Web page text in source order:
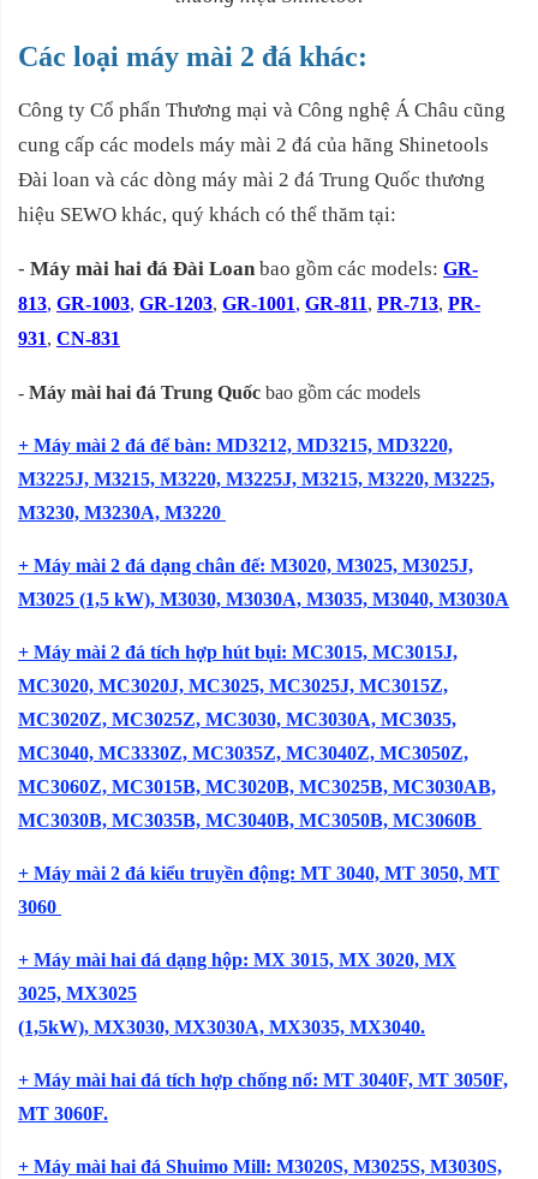
Các loại máy mài 2 đá khác:
Công ty Cổ phẩn Thương mại và Công nghệ Á Châu cũng
cung cấp các models máy mài 2 đá của hãng Shinetools
Đài loan và các dòng máy mài 2 đá Trung Quốc thương
hiệu SEWO khác, quý khách có thể thăm tại:
- Máy mài hai đá Đài Loanbao gồm các models: GR-
813, GR-1003, GR-1203, GR-1001, GR-811, PR-713, PR-
931, CN-831
- Máy mài hai đá Trung Quốc bao gồm các models
+ Máy mài 2 đá để bàn: MD3212, MD3215, MD3220,
M3225J, M3215, M3220, M3225J, M3215, M3220, M3225,
M3230, M3230A, M3220
+ Máy mài 2 đá dạng chân đế: M3020, M3025, M3025J,
M3025 (1,5 kW), M3030, M3030A, M3035, M3040, M3030A
+ Máy mài 2 đá tích hợp hút bụi: MC3015, MC3015J,
MC3020, MC3020J, MC3025, MC3025J, MC3015Z,
MC3020Z, MC3025Z, MC3030, MC3030A, MC3035,
MC3040, MC3330Z, MC3035Z, MC3040Z, MC3050Z,
MC3060Z, MC3015B, MC3020B, MC3025B, MC3030AB,
MC3030B, MC3035B, MC3040B, MC3050B, MC3060B
+ Máy mài 2 đá kiểu truyền động: MT 3040, MT 3050, MT
3060
+ Máy mài hai đá dạng hộp: MX 3015, MX 3020, MX
3025, MX3025
(1,5kW), MX3030, MX3030A, MX3035, MX3040.
+ Máy mài hai đá tích hợp chống nổ: MT 3040F, MT 3050F,
MT 3060F.
+ Máy mài hai đá Shuimo Mill: M3020S, M3025S, M3030S,